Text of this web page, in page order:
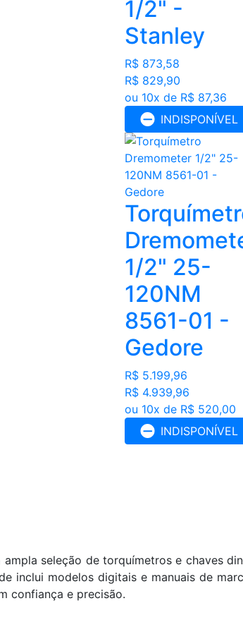
1/2" -
Stanley
R$ 873,58
R$ 829,90
ou 10x de R$ 87,36
INDISPONÍVEL
1/2" 25-
120NM
8561-01 -
Gedore
R$ 5.199,96
R$ 4.939,96
ou 10x de R$ 520,00
INDISPONÍVEL
ampla seleção de torquímetros e chaves
inclui modelos digitais e manuais de
confiança e precisão.